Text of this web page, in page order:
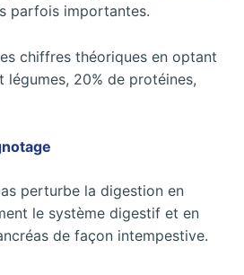
parfois importantes.
chiffres théoriques en optant
20% de protéines,
perturbe la digestion en
le système digestif et en
de façon intempestive.